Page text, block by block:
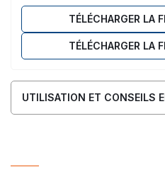
TÉLÉCHARGER LA
TÉLÉCHARGER LA
UTILISATION ET CONSEILS